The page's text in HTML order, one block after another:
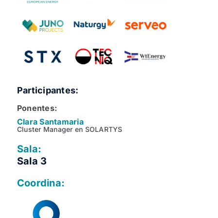
Participantes:
Ponentes:
Clara Santamaria
Cluster Manager en SOLARTYS
Sala:
Sala 3
Coordina: